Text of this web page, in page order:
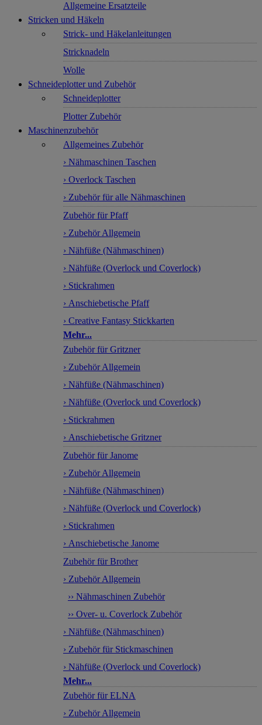
Allgemeine Ersatzteile
Stricken und Häkeln
Strick- und Häkelanleitungen
Stricknadeln
Wolle
Schneideplotter und Zubehör
Schneideplotter
Plotter Zubehör
Maschinenzubehör
Allgemeines Zubehör
› Nähmaschinen Taschen
› Overlock Taschen
› Zubehör für alle Nähmaschinen
Zubehör für Pfaff
› Zubehör Allgemein
› Nähfüße (Nähmaschinen)
› Nähfüße (Overlock und Coverlock)
› Stickrahmen
› Anschiebetische Pfaff
› Creative Fantasy Stickkarten
Mehr...
Zubehör für Gritzner
› Zubehör Allgemein
› Nähfüße (Nähmaschinen)
› Nähfüße (Overlock und Coverlock)
› Stickrahmen
› Anschiebetische Gritzner
Zubehör für Janome
› Zubehör Allgemein
› Nähfüße (Nähmaschinen)
› Nähfüße (Overlock und Coverlock)
› Stickrahmen
› Anschiebetische Janome
Zubehör für Brother
› Zubehör Allgemein
›› Nähmaschinen Zubehör
›› Over- u. Coverlock Zubehör
› Nähfüße (Nähmaschinen)
› Zubehör für Stickmaschinen
› Nähfüße (Overlock und Coverlock)
Mehr...
Zubehör für ELNA
› Zubehör Allgemein